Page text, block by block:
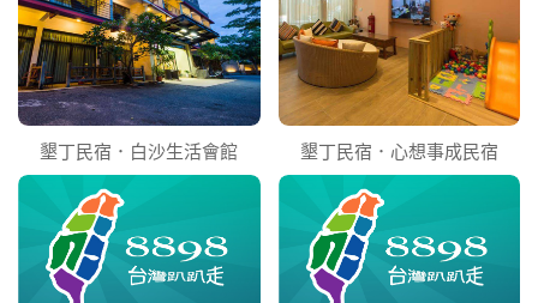
墾丁民宿．白沙生活會館 墾丁民宿．心想事成民宿